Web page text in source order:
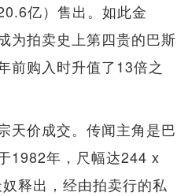
亿）售出。如此金
为拍卖史上第四贵的巴斯
前购入时升值了13倍之
天价成交。传闻主角是巴
1982年，尺幅达244 x
释出，经由拍卖行的私